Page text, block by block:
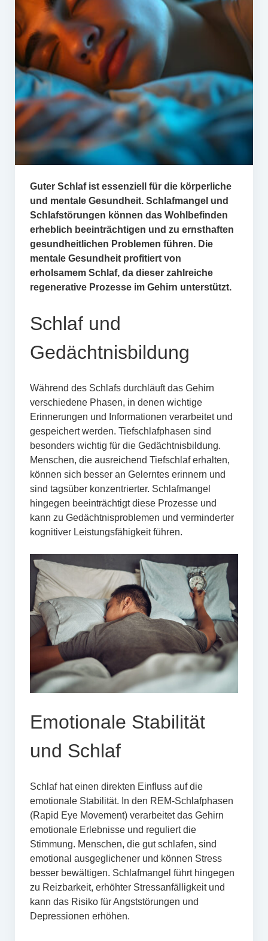
Guter Schlaf ist essenziell für die körperliche
und mentale Gesundheit. Schlafmangel und
Schlafstörungen können das Wohlbefinden
erheblich beeinträchtigen und zu ernsthaften
gesundheitlichen Problemen führen. Die
mentale Gesundheit profitiert von
erholsamem Schlaf, da dieser zahlreiche
regenerative Prozesse im Gehirn unterstützt.
Schlaf und
Gedächtnisbildung
Während des Schlafs durchläuft das Gehirn
verschiedene Phasen, in denen wichtige
Erinnerungen und Informationen verarbeitet und
gespeichert werden. Tiefschlafphasen sind
besonders wichtig für die Gedächtnisbildung.
Menschen, die ausreichend Tiefschlaf erhalten,
können sich besser an Gelerntes erinnern und
sind tagsüber konzentrierter. Schlafmangel
hingegen beeinträchtigt diese Prozesse und
kann zu Gedächtnisproblemen und verminderter
kognitiver Leistungsfähigkeit führen.
Emotionale Stabilität
und Schlaf
Schlaf hat einen direkten Einfluss auf die
emotionale Stabilität. In den REM-Schlafphasen
(Rapid Eye Movement) verarbeitet das Gehirn
emotionale Erlebnisse und reguliert die
Stimmung. Menschen, die gut schlafen, sind
emotional ausgeglichener und können Stress
besser bewältigen. Schlafmangel führt hingegen
zu Reizbarkeit, erhöhter Stressanfälligkeit und
kann das Risiko für Angststörungen und
Depressionen erhöhen.